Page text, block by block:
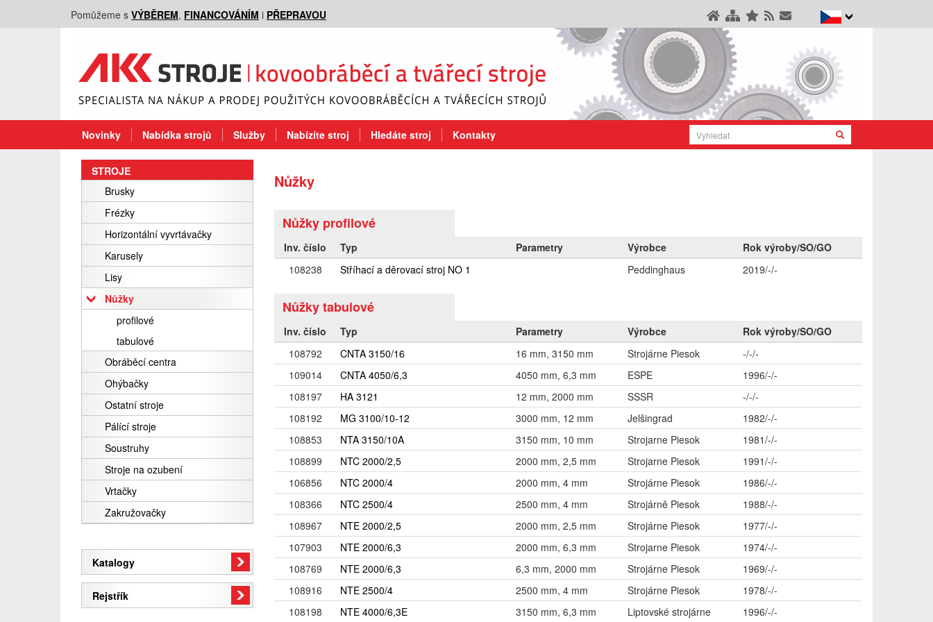
Pomůžeme s VÝBĚREM, FINANCOVÁNÍM i PŘEPRAVOU
Novinky Nabídka strojů Služby Nabízíte stroj Hledáte stroj Kontakty
STROJE
Brusky
Frézky
Horizontální vyvrtávačky
Karusely
Lisy
Nůžky
profilové
tabulové
Obráběcí centra
Ohýbačky
Ostatní stroje
Pálící stroje
Soustruhy
Stroje na ozubení
Vrtačky
Zakružovačky
Katalogy
Rejstřík
Nůžky
Nůžky profilové
Inv. číslo Typ Parametry Výrobce
Rok výroby/SO/GO
108238
Stříhací a děrovací stroj NO 1 Peddinghaus 2019/-/-
Nůžky tabulové
Inv. číslo Typ Parametry Výrobce
Rok výroby/SO/GO
108792
CNTA 3150/16 16 mm, 3150 mm Strojárne Piesok
-/-/-
109014
CNTA 4050/6,3 4050 mm, 6,3 mm ESPE
1996/-/-
108197
HA 3121 12 mm, 2000 mm SSSR
-/-/-
108192
MG 3100/10-12 3000 mm, 12 mm Jelšingrad
1982/-/-
108853
NTA 3150/10A 3150 mm, 10 mm Strojarne Piesok
1981/-/-
108899
NTC 2000/2,5 2000 mm, 2,5 mm Strojarne Piesok
1991/-/-
106856
NTC 2000/4 2000 mm, 4 mm Strojárne Piesok
1986/-/-
108366
NTC 2500/4 2500 mm, 4 mm Strojárně Piesok
1988/-/-
108967
NTE 2000/2,5 2000 mm, 2,5 mm Strojárne Piesok
1977/-/-
107903
NTE 2000/6,3 2000 mm, 6,3 mm Strojarne Piesok
1974/-/-
108769
NTE 2000/6,3 6,3 mm, 2000 mm Strojárne Piesok
1969/-/-
108916
NTE 2500/4 2500 mm, 4 mm Strojárne Piesok
1978/-/-
108198
NTE 4000/6,3E 3150 mm, 6,3 mm Liptovské strojárne 1996/-/-